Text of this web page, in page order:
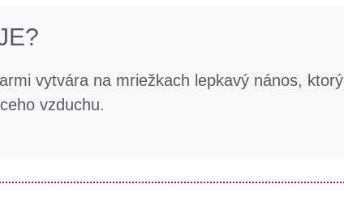
vytvára na mriežkach lepkavý nános, ktorý
vzduchu.